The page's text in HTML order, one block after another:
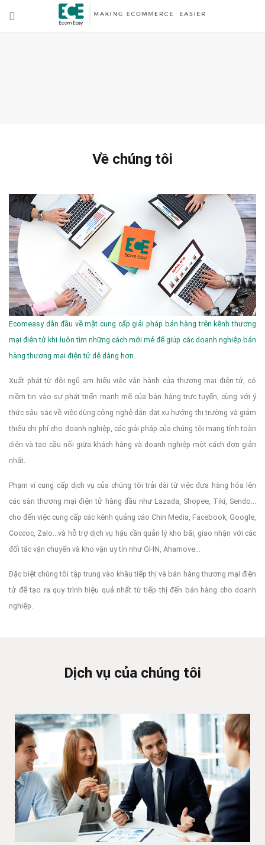
Về chúng tôi
Ecomeasy dẫn đầu về mặt cung cấp giải pháp bán hàng trên kênh thương
mại điện tử khi luôn tìm những cách mới mẻ để giúp các doanh nghiệp bán
hàng thương mại điện tử dễ dàng hơn.
Xuất phát từ đội ngũ am hiểu việc vận hành của thương mại điện tử, có
niềm tin vào sự phát triển mạnh mẽ của bán hàng trực tuyến, cùng với ý
thức sâu sắc về việc dùng công nghệ dẫn dắt xu hướng thị trường và giảm
thiểu chi phí cho doanh nghiệp, các giải pháp của chúng tôi mang tính toàn
diện và tạo cầu nối giữa khách hàng và doanh nghiệp một cách đơn giản
nhất.
Phạm vi cung cấp dịch vụ của chúng tôi trải dài từ việc đưa hàng hóa lên
các sàn thương mại điện tử hàng đầu như Lazada, Shopee, Tiki, Sendo...
cho đến việc cung cấp các kênh quảng cáo Chin Media, Facebook, Google,
Coccoc, Zalo...và hỗ trợ dịch vụ hậu cần quản lý kho bãi, giao nhận với các
đối tác vận chuyển và kho vận uy tín như GHN, Ahamove...
Đặc biệt chúng tôi tập trung vào khâu tiếp thị và bán hàng thương mại điện
tử để tạo ra quy trình hiệu quả nhất từ tiếp thị đến bán hàng cho doanh
nghiệp.
Dịch vụ của chúng tôi